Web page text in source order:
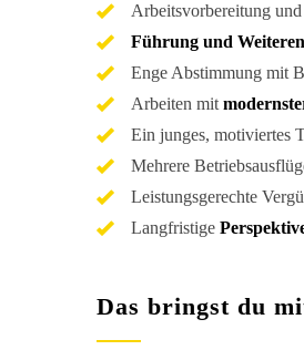
Arbeitsvorbereitung
Führung und
Enge Abstimmung mit
Arbeiten mit
Ein junges, motiviertes
Mehrere
Leistungsgerechte
Langfristige
Das bringst du